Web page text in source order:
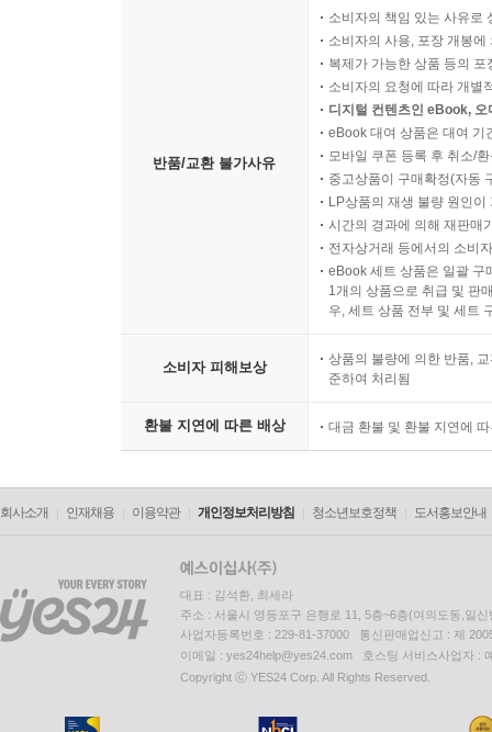
반품/교환 불가사유
소비자의 책임 있는 사유로
소비자의 사용, 포장 개봉
복제가 가능한 상품 등의
소비자의 요청에 따라 개별
디지털 컨텐츠인 eBook,
eBook 대여 상품은 대여 기
모바일 쿠폰 등록 후 취소/
중고상품이 구매확정(자동
LP상품의 재생 불량 원인
시간의 경과에 의해 재판매
전자상거래 등에서의 소비
eBook 세트 상품은 일괄 구
1개의 상품으로 취급 및 판
우, 세트 상품 전부 및 세트
소비자 피해보상
상품의 불량에 의한 반품,
준하여 처리됨
환불 지연에 따른 배상 대금 환불 및 환불 지연에
회사소개 인재채용 이용약관 개인정보처리방침 청소년보호정책 도서홍보안내
대표 : 김석환, 최세라
주소 : 서울시 영등포구 은행로 11, 5층~6층(여의도동,일신
사업자등록번호 : 229-81-37000 통신판매업신고 : 제
이메일 : yes24help@yes24.com 호스팅 서비스사업자 :
Copyright ⓒ YES24 Corp. All Rights Reserved.